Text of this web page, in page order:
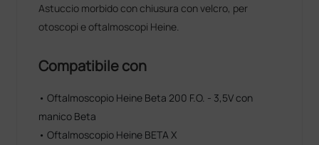
Astuccio morbido con chiusura con velcro, per
otoscopi e oftalmoscopi Heine.
Compatibile con
• Oftalmoscopio Heine Beta 200 F.O. - 3,5V con
manico Beta
• Oftalmoscopio Heine BETA X